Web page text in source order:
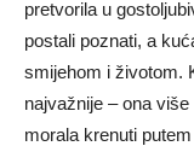
pretvorila u
postali poznati, a
smijehom i životom.
najvažnije – ona
morala krenuti